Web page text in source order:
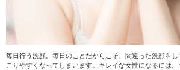
毎日行う洗顔。毎日のことだからこそ、間違った洗顔を
こりやすくなってしまいます。キレイな女性になるには